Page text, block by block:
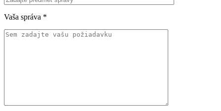
Vaša správa *